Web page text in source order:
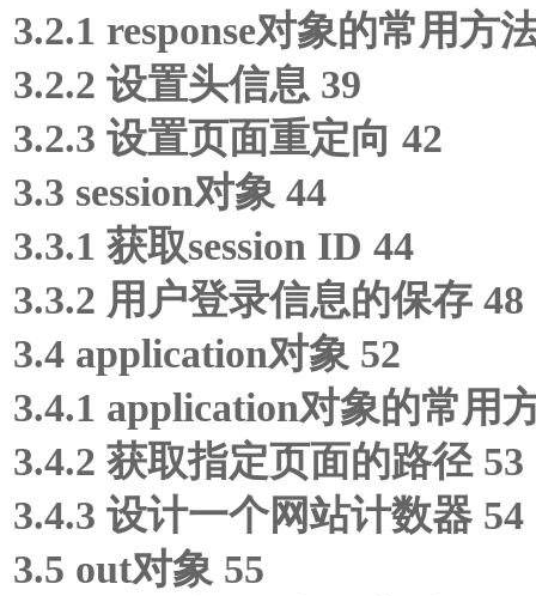
3.2.1 response对象的常用方
3.2.2 设置头信息 39
3.2.3 设置页面重定向 42
3.3 session对象 44
3.3.1 获取session ID 44
3.3.2 用户登录信息的保存 48
3.4 application对象 52
3.4.1 application对象的常用
3.4.2 获取指定页面的路径 53
3.4.3 设计一个网站计数器 54
3.5 out对象 55